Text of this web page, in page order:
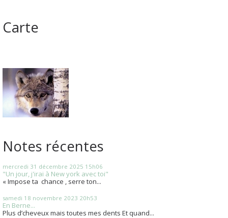
Carte
Notes récentes
mercredi 31 décembre 2025 15h06
"Un jour, j'irai à New york avec toi"
« Impose ta chance , serre ton...
samedi 18 novembre 2023 20h53
En Berne...
Plus d’cheveux mais toutes mes dents Et quand...